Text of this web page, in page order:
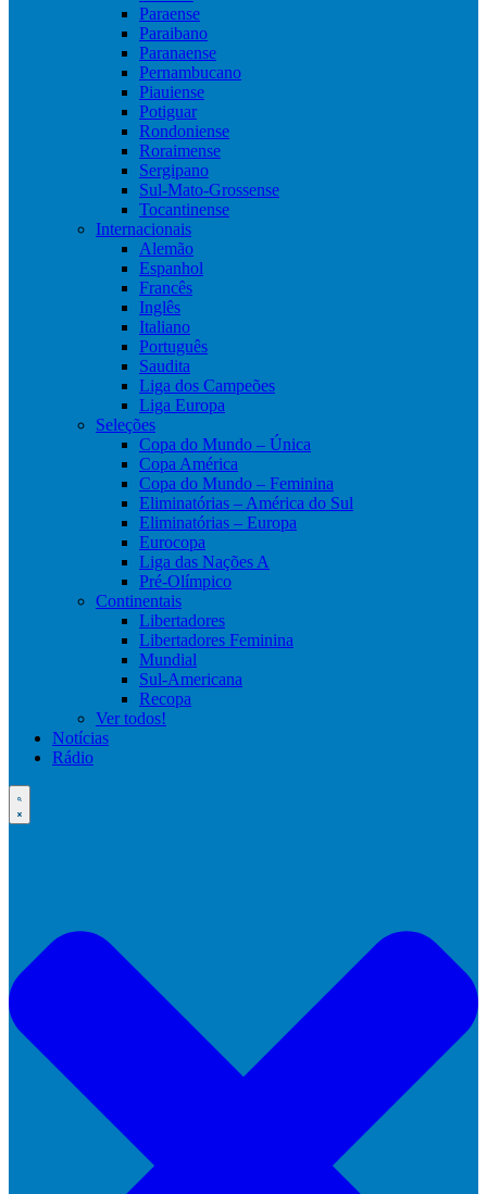
Paraense
Paraibano
Paranaense
Pernambucano
Piauiense
Potiguar
Rondoniense
Roraimense
Sergipano
Sul-Mato-Grossense
Tocantinense
Internacionais
Alemão
Espanhol
Francês
Inglês
Italiano
Português
Saudita
Liga dos Campeões
Liga Europa
Seleções
Copa do Mundo – Única
Copa América
Copa do Mundo – Feminina
Eliminatórias – América do Sul
Eliminatórias – Europa
Eurocopa
Liga das Nações A
Pré-Olímpico
Continentais
Libertadores
Libertadores Feminina
Mundial
Sul-Americana
Recopa
Ver todos!
Notícias
Rádio